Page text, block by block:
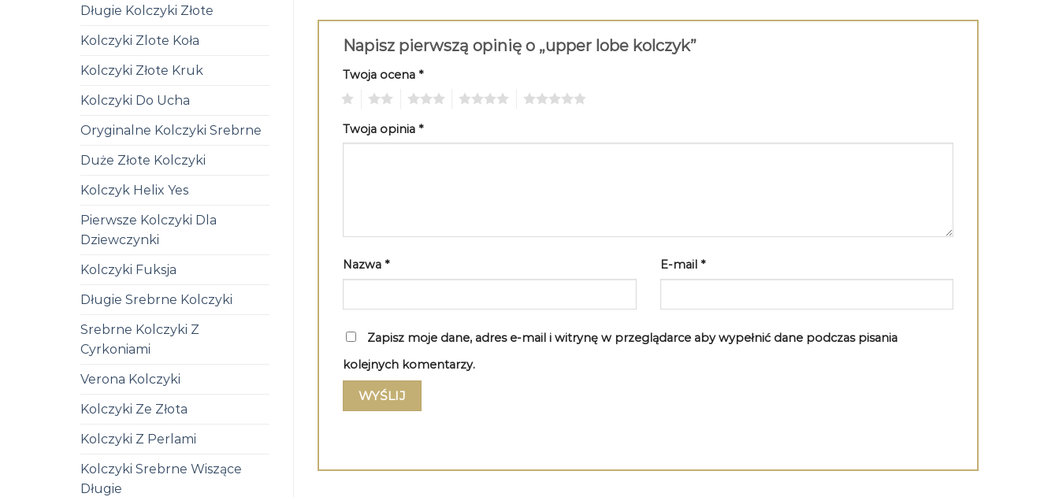
Długie Kolczyki Złote
Kolczyki Zlote Koła
Kolczyki Złote Kruk
Kolczyki Do Ucha
Oryginalne Kolczyki Srebrne
Duże Złote Kolczyki
Kolczyk Helix Yes
Pierwsze Kolczyki Dla
Dziewczynki
Kolczyki Fuksja
Długie Srebrne Kolczyki
Srebrne Kolczyki Z
Cyrkoniami
Verona Kolczyki
Kolczyki Ze Złota
Kolczyki Z Perlami
Kolczyki Srebrne Wiszące
Długie
Napisz pierwszą opinię o „upper lobe kolczyk”
Twoja ocena *
Twoja opinia *
Nazwa * E-mail *
Zapisz moje dane, adres e-mail i witrynę w przeglądarce aby wypełnić dane podczas pisania
kolejnych komentarzy.